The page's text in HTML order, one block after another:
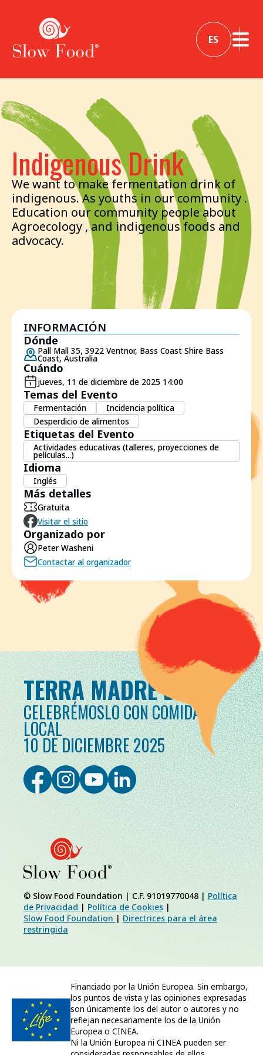
ES
Indigenous Drink
We want to make fermentation drink of
indigenous. As youths in our community .
Education our community people about
Agroecology , and indigenous foods and
advocacy.
INFORMACIÓN
Dónde
Pall Mall 35, 3922 Ventnor, Bass Coast Shire Bass
Coast, Australia
Cuándo
jueves, 11 de diciembre de 2025 14:00
Temas del Evento
Fermentación
Incidencia política
Desperdicio de alimentos
Etiquetas del Evento
Actividades educativas (talleres, proyecciones de
películas...)
Idioma
Inglés
Más detalles
Gratuita
Visitar el sitio
Organizado por
Peter Washeni
Contactar al organizador
TERRA MADRE DAY
CELEBRÉMOSLO CON COMIDA
LOCAL
10 DE DICIEMBRE 2025
© Slow Food Foundation | C.F. 91019770048 | Política
de Privacidad | Política de Cookies |
Slow Food Foundation | Directrices para el área
restringida
Financiado por la Unión Europea. Sin embargo,
los puntos de vista y las opiniones expresadas
son únicamente los del autor o autores y no
reflejan necesariamente los de la Unión
Europea o CINEA.
Ni la Unión Europea ni CINEA pueden ser